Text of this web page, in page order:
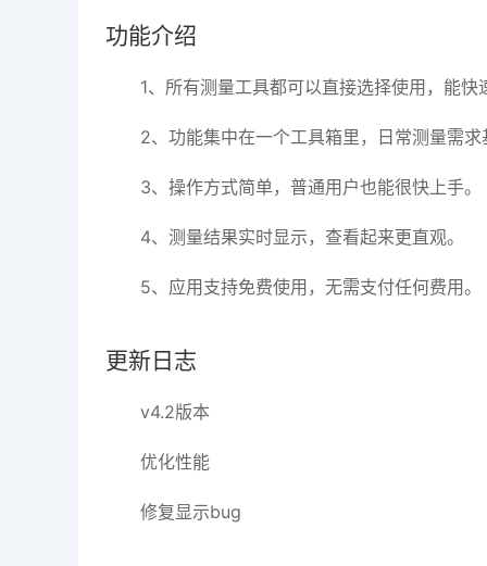
功能介绍
1、所有测量工具都可以直接选择使用，能快
2、功能集中在一个工具箱里，日常测量需
3、操作方式简单，普通用户也能很快上手。
4、测量结果实时显示，查看起来更直观。
5、应用支持免费使用，无需支付任何费用。
更新日志
v4.2版本
优化性能
修复显示bug